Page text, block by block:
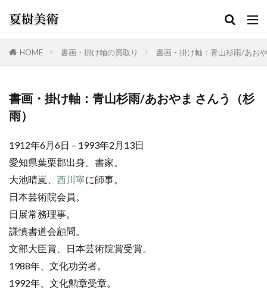
HOME 書画・掛け軸の買取り 書画・掛け軸：青山杉雨/あお
書画・掛け軸：青山杉雨/あおやま さんう（杉
雨）
1912年6月6日 – 1993年2月13日
愛知県葉栗郡出身。書家。
大池晴嵐、 西川寧に師事。
日本芸術院会員。
日展常務理事。
謙慎書道会顧問。
文部大臣賞、日本芸術院賞受賞。
1988年、文化功労者。
1992年、文化勲章受章。
カテゴリー